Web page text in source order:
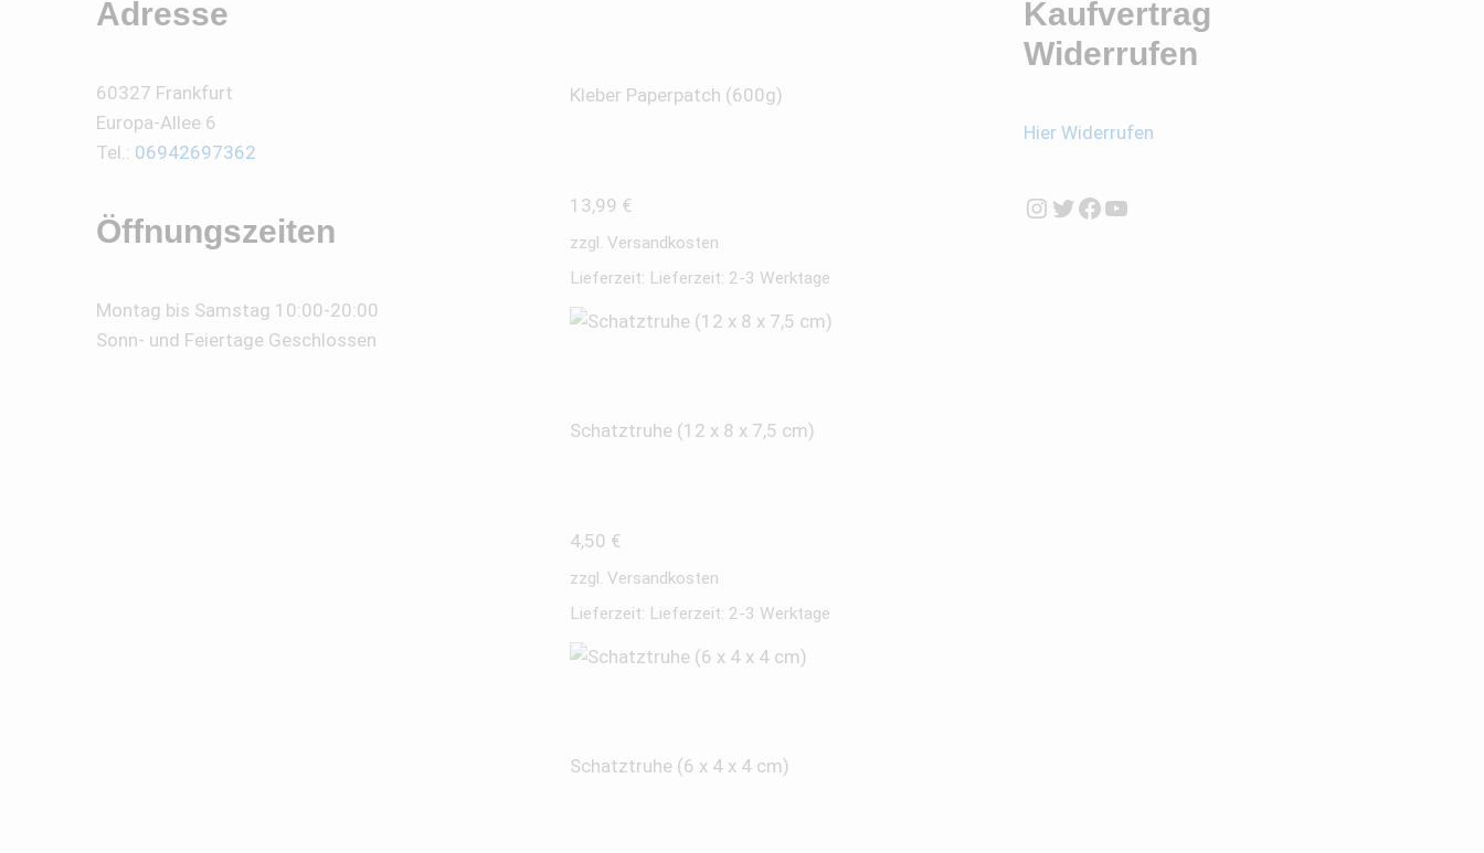
Adresse
60327 Frankfurt
Europa-Allee 6
Tel.: 06942697362
Öffnungszeiten
Montag bis Samstag 10:00-20:00
Sonn- und Feiertage Geschlossen
Kleber Paperpatch (600g)
13,99 €
zzgl. Versandkosten
Lieferzeit: Lieferzeit: 2-3 Werktage
Schatztruhe (12 x 8 x 7,5 cm)
4,50 €
zzgl. Versandkosten
Lieferzeit: Lieferzeit: 2-3 Werktage
Schatztruhe (6 x 4 x 4 cm)
Kaufvertrag
Widerrufen
Hier Widerrufen
Instagram
Twitter
Facebook
YouTube